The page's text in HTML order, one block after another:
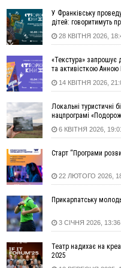
16:42
Поблизу Франківська
16:27
На Прикарпатті триває
уже зареєстровано 282
рекомендації до
15:28
Кілька вулиць у
15:02
ФОТО У Старуні
14:35
Не знає англійську
Кишакевич не зможе
кримінального суду
14:14
У Ворохті проведуть
пам'яті оборонця
13:30
ФОТО На Калущині
блукав у лісі
13:14
Боднар розповів про
українців та про зміни
12:31
ВІДЕО
"Едельвейси"
Днем міста
11:55
Вчора у Франківську,
У Франківську
дітей: говоритимуть
28 КВІТНЯ 2026,
«Текстура» запрошує
та активісткою Анною
14 КВІТНЯ 2026,
Локальні туристичні
нацпрограмі
6 КВІТНЯ 2026,
Старт “Програми
22 ЛЮТОГО 2026,
Прикарпатську
3 СІЧНЯ 2026, 13:36
Театр надихає на
2025